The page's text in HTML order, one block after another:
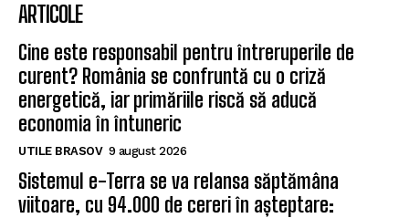
ARTICOLE
Cine este responsabil pentru întreruperile de
curent? România se confruntă cu o criză
energetică, iar primăriile riscă să aducă
economia în întuneric
UTILE BRASOV 9 august 2026
Sistemul e-Terra se va relansa săptămâna
viitoare, cu 94.000 de cereri în așteptare: